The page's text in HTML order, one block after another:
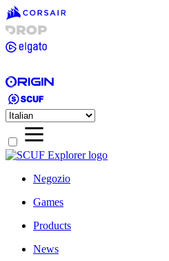
Negozio
Games
Products
News